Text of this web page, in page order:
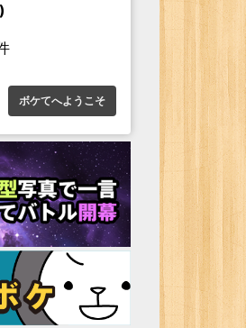
ボケてへようこそ